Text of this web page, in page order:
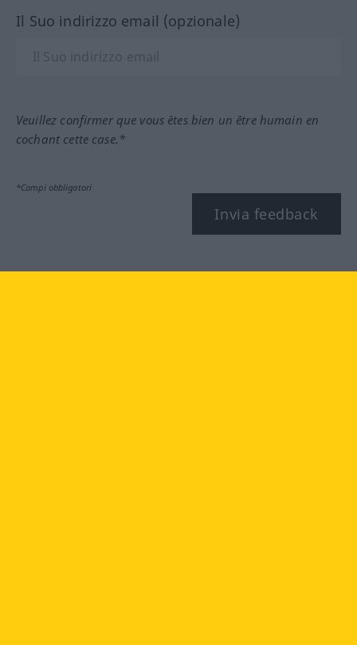
Il Suo indirizzo email (opzionale)
Veuillez confirmer que vous êtes bien un être humain en
cochant cette case.*
*Campi obbligatori
Invia feedback